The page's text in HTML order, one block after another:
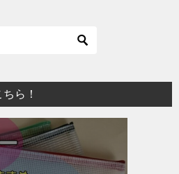
ら！